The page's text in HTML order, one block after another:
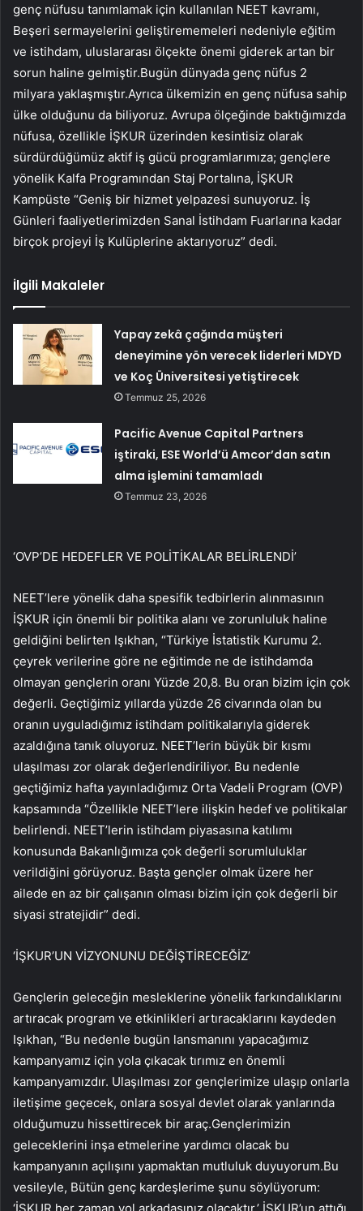
genç nüfusu tanımlamak için kullanılan NEET kavramı,
Beşeri sermayelerini geliştirememeleri nedeniyle eğitim
ve istihdam, uluslararası ölçekte önemi giderek artan bir
sorun haline gelmiştir.Bugün dünyada genç nüfus 2
milyara yaklaşmıştır.Ayrıca ülkemizin en genç nüfusa sahip
ülke olduğunu da biliyoruz. Avrupa ölçeğinde baktığımızda
nüfusa, özellikle İŞKUR üzerinden kesintisiz olarak
sürdürdüğümüz aktif iş gücü programlarımıza; gençlere
yönelik Kalfa Programından Staj Portalına, İŞKUR
Kampüste “Geniş bir hizmet yelpazesi sunuyoruz. İş
Günleri faaliyetlerimizden Sanal İstihdam Fuarlarına kadar
birçok projeyi İş Kulüplerine aktarıyoruz” dedi.
İlgili Makaleler
Yapay zekâ çağında müşteri
deneyimine yön verecek liderleri MDYD
ve Koç Üniversitesi yetiştirecek
Temmuz 25, 2026
Pacific Avenue Capital Partners
iştiraki, ESE World’ü Amcor’dan satın
alma işlemini tamamladı
Temmuz 23, 2026
‘OVP’DE HEDEFLER VE POLİTİKALAR BELİRLENDİ’
NEET’lere yönelik daha spesifik tedbirlerin alınmasının
İŞKUR için önemli bir politika alanı ve zorunluluk haline
geldiğini belirten Işıkhan, “Türkiye İstatistik Kurumu 2.
çeyrek verilerine göre ne eğitimde ne de istihdamda
olmayan gençlerin oranı Yüzde 20,8. Bu oran bizim için çok
değerli. Geçtiğimiz yıllarda yüzde 26 civarında olan bu
oranın uyguladığımız istihdam politikalarıyla giderek
azaldığına tanık oluyoruz. NEET’lerin büyük bir kısmı
ulaşılması zor olarak değerlendiriliyor. Bu nedenle
geçtiğimiz hafta yayınladığımız Orta Vadeli Program (OVP)
kapsamında “Özellikle NEET’lere ilişkin hedef ve politikalar
belirlendi. NEET’lerin istihdam piyasasına katılımı
konusunda Bakanlığımıza çok değerli sorumluluklar
verildiğini görüyoruz. Başta gençler olmak üzere her
ailede en az bir çalışanın olması bizim için çok değerli bir
siyasi stratejidir” dedi.
‘İŞKUR’UN VİZYONUNU DEĞİŞTİRECEĞİZ’
Gençlerin geleceğin mesleklerine yönelik farkındalıklarını
artıracak program ve etkinlikleri artıracaklarını kaydeden
Işıkhan, “Bu nedenle bugün lansmanını yapacağımız
kampanyamız için yola çıkacak tırımız en önemli
kampanyamızdır. Ulaşılması zor gençlerimize ulaşıp onlarla
iletişime geçecek, onlara sosyal devlet olarak yanlarında
olduğumuzu hissettirecek bir araç.Gençlerimizin
geleceklerini inşa etmelerine yardımcı olacak bu
kampanyanın açılışını yapmaktan mutluluk duyuyorum.Bu
vesileyle, Bütün genç kardeşlerime şunu söylüyorum:
‘İŞKUR her zaman yol arkadaşınız olacaktır.’ İŞKUR’un attığı